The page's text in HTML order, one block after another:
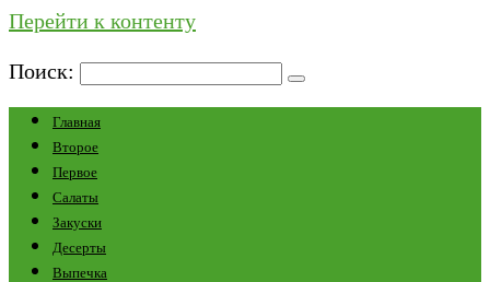
Перейти к контенту
Поиск:
Главная
Второе
Первое
Салаты
Закуски
Десерты
Выпечка